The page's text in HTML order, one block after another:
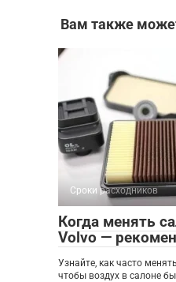
Вам также
Сроки расходников
Когда менять
Volvo —
Узнайте, как часто
чтобы воздух в салоне